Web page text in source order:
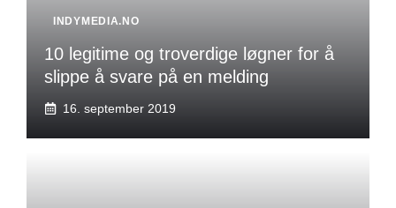
INDYMEDIA.NO
10 legitime og troverdige løgner for å
slippe å svare på en melding
16. september 2019